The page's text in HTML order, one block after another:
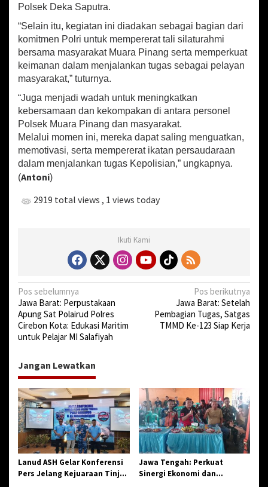
d
a
n
o
a
B
r
s
a
m
a
Polsek Deka Saputra.
“Selain itu, kegiatan ini diadakan sebagai bagian dari
komitmen Polri untuk mempererat tali silaturahmi
bersama masyarakat Muara Pinang serta memperkuat
keimanan dalam menjalankan tugas sebagai pelayan
masyarakat,” tuturnya.
“Juga menjadi wadah untuk meningkatkan
kebersamaan dan kekompakan di antara personel
Polsek Muara Pinang dan masyarakat.
Melalui momen ini, mereka dapat saling menguatkan,
memotivasi, serta mempererat ikatan persaudaraan
dalam menjalankan tugas Kepolisian,” ungkapnya.
(Antoni)
2919 total views , 1 views today
Ikuti Kami
N
a
v
i
g
a
s
i
p
o
s
Pos sebelumnya
Jawa Barat: Perpustakaan
Apung Sat Polairud Polres
Cirebon Kota: Edukasi Maritim
untuk Pelajar MI Salafiyah
Pos berikutnya
Jawa Barat: Setelah
Pembagian Tugas, Satgas
TMMD Ke-123 Siap Kerja
Jangan Lewatkan
Lanud ASH Gelar Konferensi
Pers Jelang Kejuaraan Tinju
Jawa Tengah: Perkuat
Sinergi Ekonomi dan